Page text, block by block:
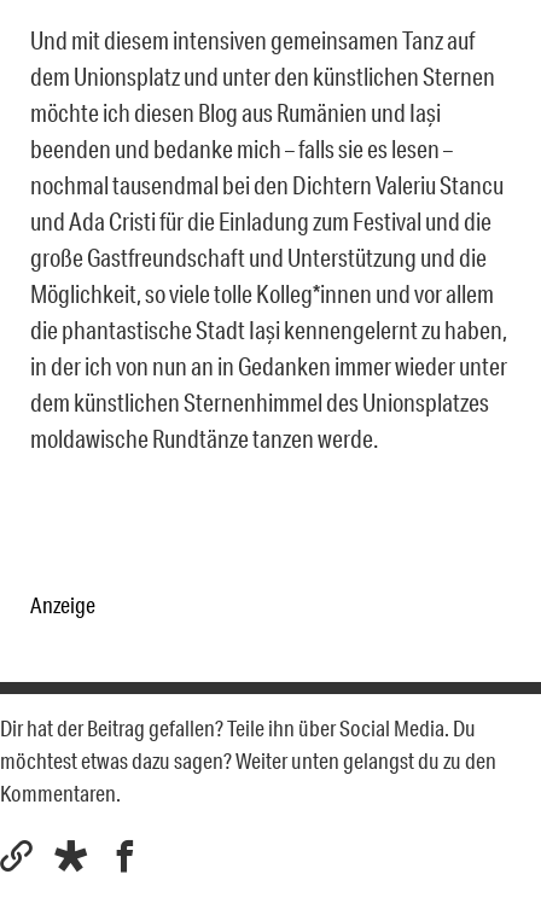
Und mit diesem intensiven gemeinsamen Tanz auf
dem Unionsplatz und unter den künstlichen Sternen
möchte ich diesen Blog aus Rumänien und Iași
beenden und bedanke mich – falls sie es lesen –
nochmal tausendmal bei den Dichtern Valeriu Stancu
und Ada Cristi für die Einladung zum Festival und die
große Gastfreundschaft und Unterstützung und die
Möglichkeit, so viele tolle Kolleg*innen und vor allem
die phantastische Stadt Iași kennengelernt zu haben,
in der ich von nun an in Gedanken immer wieder unter
dem künstlichen Sternenhimmel des Unionsplatzes
moldawische Rundtänze tanzen werde.
Anzeige
Dir hat der Beitrag gefallen? Teile ihn über Social Media. Du
möchtest etwas dazu sagen? Weiter unten gelangst du zu den
Kommentaren.